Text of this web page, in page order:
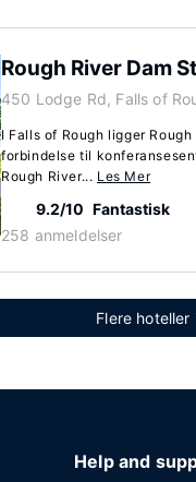
Rough River Dam
450 Lodge Rd, Falls of
I Falls of Rough ligger
forbindelse til
Rough River... Les Mer
9.2/10 Fantastisk
258 anmeldelser
Flere
Help and